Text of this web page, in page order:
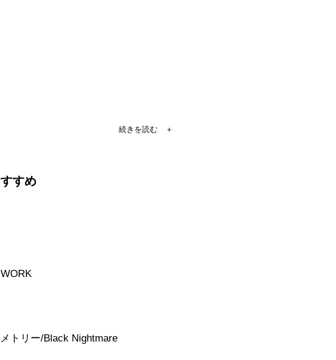
Video)
(Dance ver.))
(Group Shot ver.))
すめ
トリー/Black Nightmare